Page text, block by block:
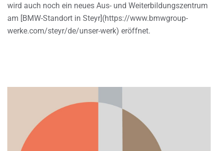
wird auch noch ein neues Aus- und Weiterbildungszentrum
am [BMW-Standort in Steyr](https://www.bmwgroup-
werke.com/steyr/de/unser-werk) eröffnet.